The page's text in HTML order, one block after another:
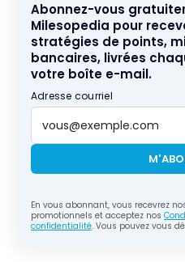
Abonnez-vous
Milesopedia pour
stratégies de points,
bancaires, livrées
votre boîte e-mail.
Adresse courriel
En vous abonnant, vous recevrez
promotionnels et acceptez nos
confidentialité. Vous pouvez vous